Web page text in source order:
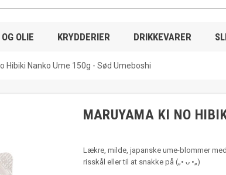
OLIE KRYDDERIER DRIKKEVARER
Hibiki Nanko Ume 150g - Sød Umeboshi
MARUYAMA KI NO
Lækre, milde, japanske ume-blommer
risskål eller til at snakke på („• ᴗ •„)